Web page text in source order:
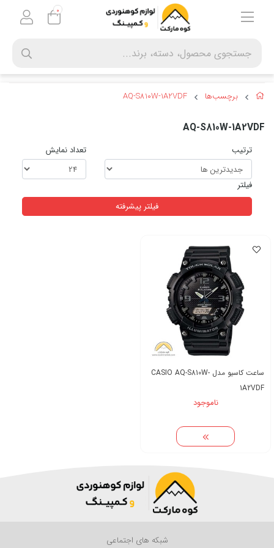
برچسب‌ها AQ-S810W-1A2VDF
AQ-S810W-1A2VDF
ترتیب تعداد نمایش
فیلتر
فیلتر پیشرفته
ساعت کاسیو مدل CASIO AQ-S810W-
1A2VDF
ناموجود
شبکه های اجتماعی
0